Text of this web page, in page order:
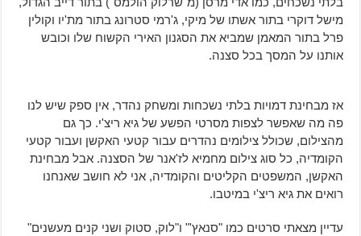
מישל דוקרי בתור אשתו של מיקי, ג'רמי סטרונג בתור מת'יו וקולין
פרל בתור המאמן שמביא את הסגנון האירי הקשוח שלו וכובש
אותנו על המסך בכל סצנה.
אז מבחינת דמויות בלתי נשכחות ומשחק נהדר, אין ספק שיש לנו
פה מה שאפשר לצפות מסרטי הפשע של גיא ריצ'י. כך גם
מהצילום, שכולל צילומים נהדרים עבור קטעי האקשן ועבור קטעי
הקומדיה, כל סוג צילום מחמיא לז'אנר של הסצנה. אבל מבחינת
האקשן, המשפטים הקליטים והקומדיה, אני לא חושב שאנחנו
רואים את גיא ריצ'י במיטבו.
עדיין מצאתי סרטים כמו "סנאץ'" ו"לוק, סטוק ושני קנים מעשנים"